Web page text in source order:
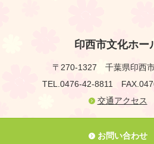
印西市文化ホー
〒270-1327 千葉県印西
TEL.0476-42-8811
交通アクセス
お問い合わせ